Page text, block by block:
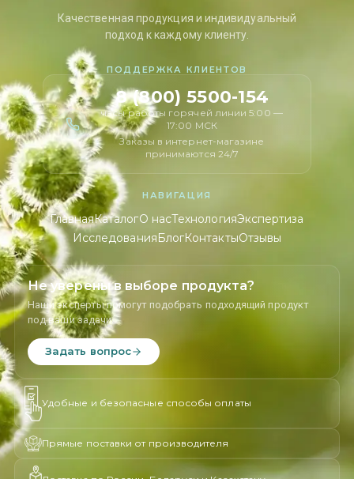
Качественная продукция и индивидуальный
подход к каждому клиенту.
ПОДДЕРЖКА КЛИЕНТОВ
8 (800) 5500-154
часы работы горячей линии 5:00 —
17:00 МСК
Заказы в интернет-магазине
принимаются 24/7
НАВИГАЦИЯ
ГлавнаяКаталогО насТехнологияЭкспертиза
ИсследованияБлогКонтактыОтзывы
Не уверены в выборе продукта?
Наши эксперты помогут подобрать подходящий продукт
под ваши задачи.
Задать вопрос
Удобные и безопасные способы оплаты
Прямые поставки от производителя